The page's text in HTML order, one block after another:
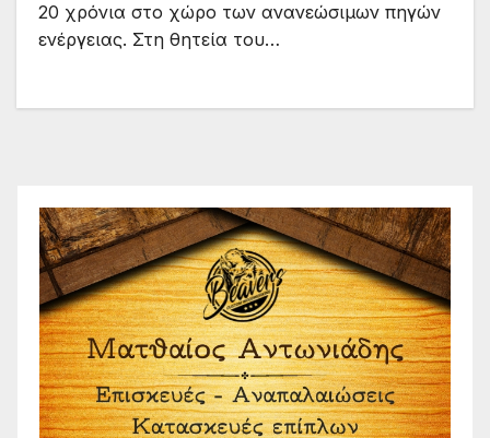
20 χρόνια στο χώρο των ανανεώσιμων πηγών
ενέργειας. Στη θητεία του…